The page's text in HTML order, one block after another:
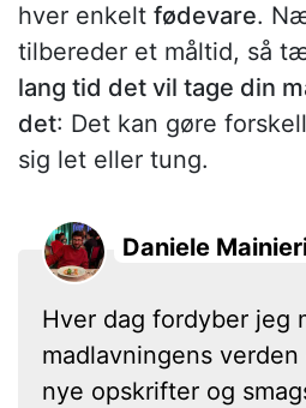
hver enkelt fødevare.
tilbereder et måltid, så
lang tid det vil tage din
det: Det kan gøre
sig let eller tung.
Daniele
Hver dag fordyber jeg
madlavningens
nye opskrifter og